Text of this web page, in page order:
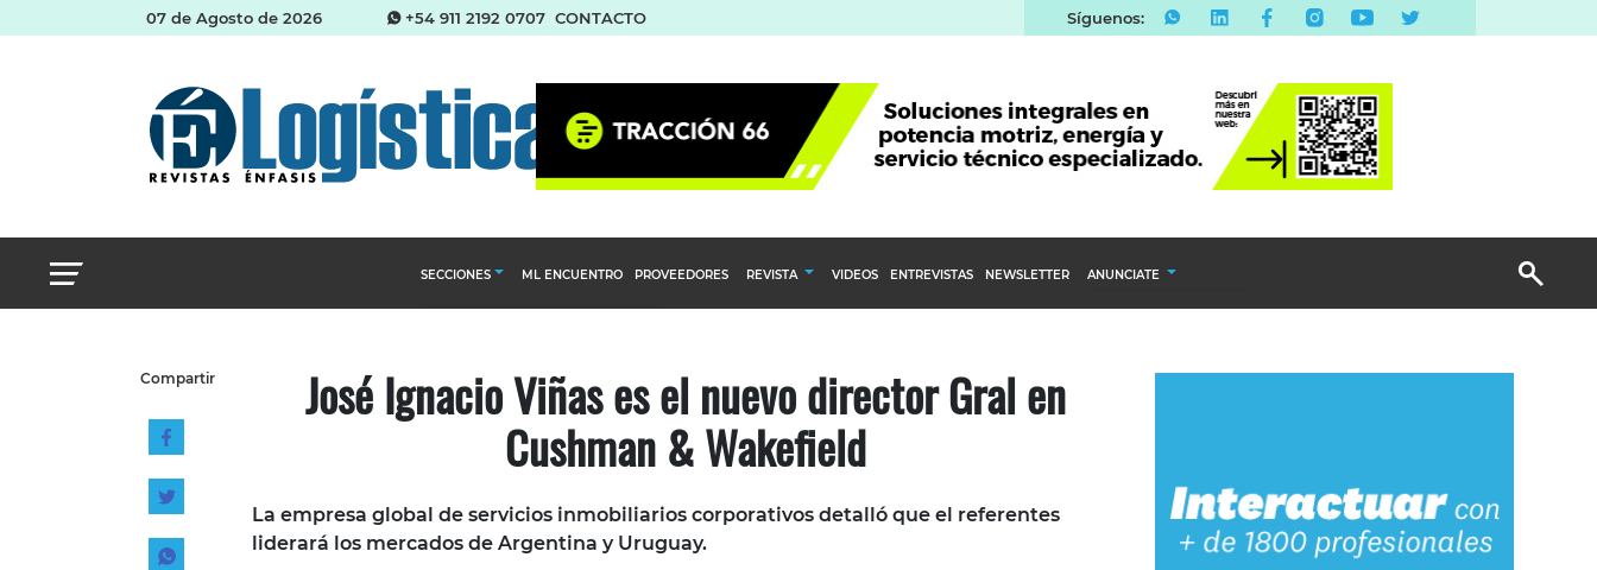
07 de Agosto de 2026 +54 911 2192 0707 CONTACTO Síguenos:
SECCIONES
Almacenes e inventarios
Cadena de Suministro del Agro
Logística y distribución
Management
Tecnología
ML ENCUENTRO PROVEEDORES REVISTA VIDEOS ENTREVISTAS NEWSLETTER ANUNCIATE
Email Marketing
Compartir José Ignacio Viñas es el nuevo director Gral en
Cushman & Wakefield
La empresa global de servicios inmobiliarios corporativos detalló que el referentes
liderará los mercados de Argentina y Uruguay.